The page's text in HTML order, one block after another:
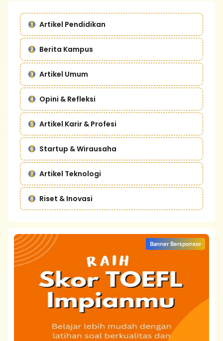
Artikel Pendidikan
Berita Kampus
Artikel Umum
Opini & Refleksi
Artikel Karir & Profesi
Startup & Wirausaha
Artikel Teknologi
Riset & Inovasi
Banner Bersponsor